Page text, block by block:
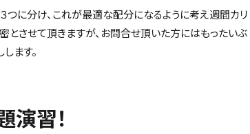
に分け、これが最適な配分になるように考え週間カリ
とさせて頂きますが、お問合せ頂いた方にはもったいぶ
ます。
習！